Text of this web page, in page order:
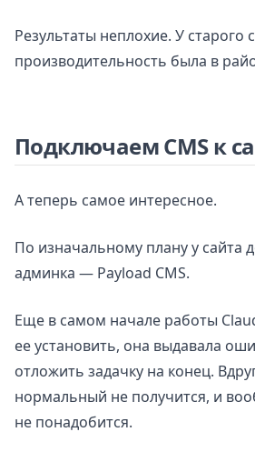
Результаты неплохие. У старого
производительность была в
Подключаем CMS к
А теперь самое интересное.
По изначальному плану у сайта
админка — Payload CMS.
Еще в самом начале работы
ее установить, она выдавала
отложить задачку на конец.
нормальный не получится, и
не понадобится.